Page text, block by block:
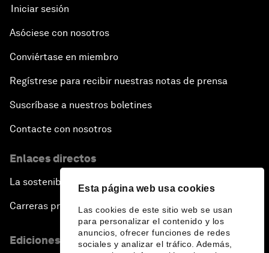
Esta página web usa cookies
Las cookies de este sitio web se usan
para personalizar el contenido y los
anuncios, ofrecer funciones de redes
sociales y analizar el tráfico. Además,
Iniciar sesión
Asóciese con nosotros
Conviértase en miembro
Regístrese para recibir nuestras notas de prensa
Suscríbase a nuestros boletines
Contacte con nosotros
Enlaces directos
La sostenibilidad en el Foro
Carreras profesionales
Ediciones en otros idiomas